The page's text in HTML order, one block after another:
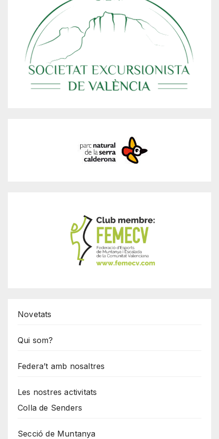
Novetats
Qui som?
Federa’t amb nosaltres
Les nostres activitats
Colla de Senders
Secció de Muntanya